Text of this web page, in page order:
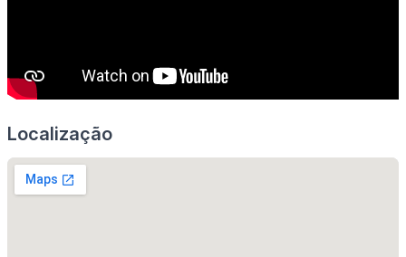
Localização